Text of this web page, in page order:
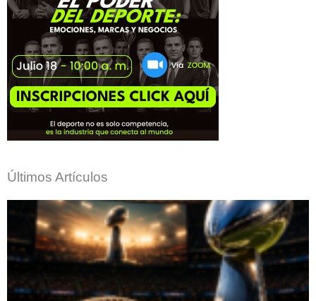
Últimos Artículos